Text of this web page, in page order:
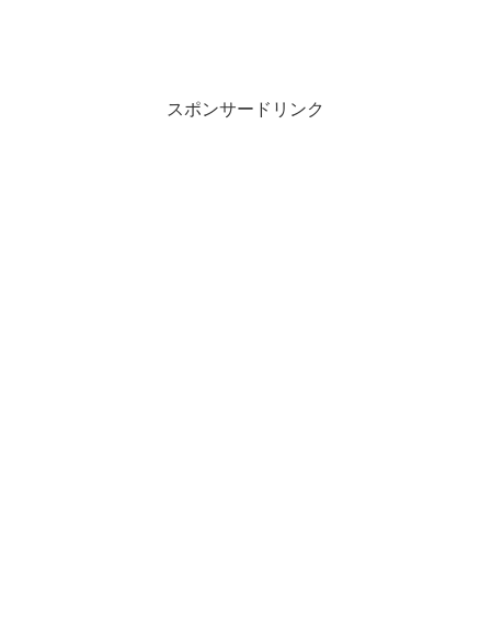
スポンサードリンク